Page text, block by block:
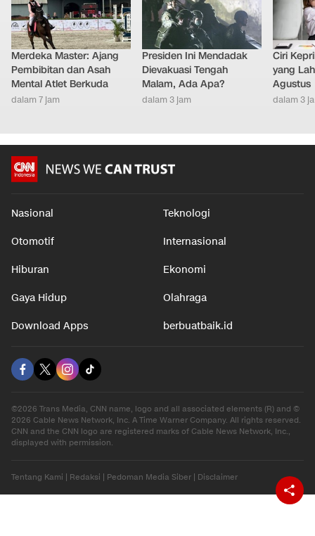
Merdeka Master: Ajang
Pembibitan dan Asah
Mental Atlet Berkuda
dalam 7 jam
Presiden Ini Mendadak
Dievakuasi Tengah
Malam, Ada Apa?
dalam 3 jam
Ciri
yang
Agustus
dalam 3
Nasional Teknologi
Otomotif Internasional
Hiburan Ekonomi
Gaya Hidup Olahraga
Download Apps berbuatbaik.id
©2026 Trans Media, CNN name, logo and all associated elements (R) and ©
2026 Cable News Network, Inc. A Time Warner Company. All rights reserved.
CNN and the CNN logo are registered marks of Cable News Network, Inc.,
displayed with permission.
Tentang Kami Redaksi Pedoman Media Siber Disclaimer